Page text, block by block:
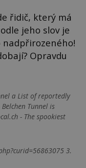
řidič, který má
jeho slov je
nadpřirozeného!
Opravdu
a List of reportedly
Tunnel is
- The spookiest
3.